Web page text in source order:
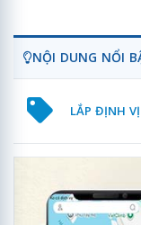
NỘI DUNG NỔI
LẮP ĐỊNH